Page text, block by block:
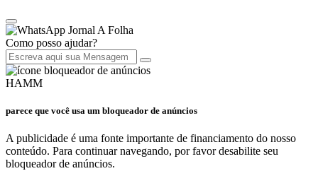
Jornal A Folha
Como posso ajudar?
HAMM
parece que você usa um bloqueador de anúncios
A publicidade é uma fonte importante de financiamento do nosso
conteúdo. Para continuar navegando, por favor desabilite seu
bloqueador de anúncios.